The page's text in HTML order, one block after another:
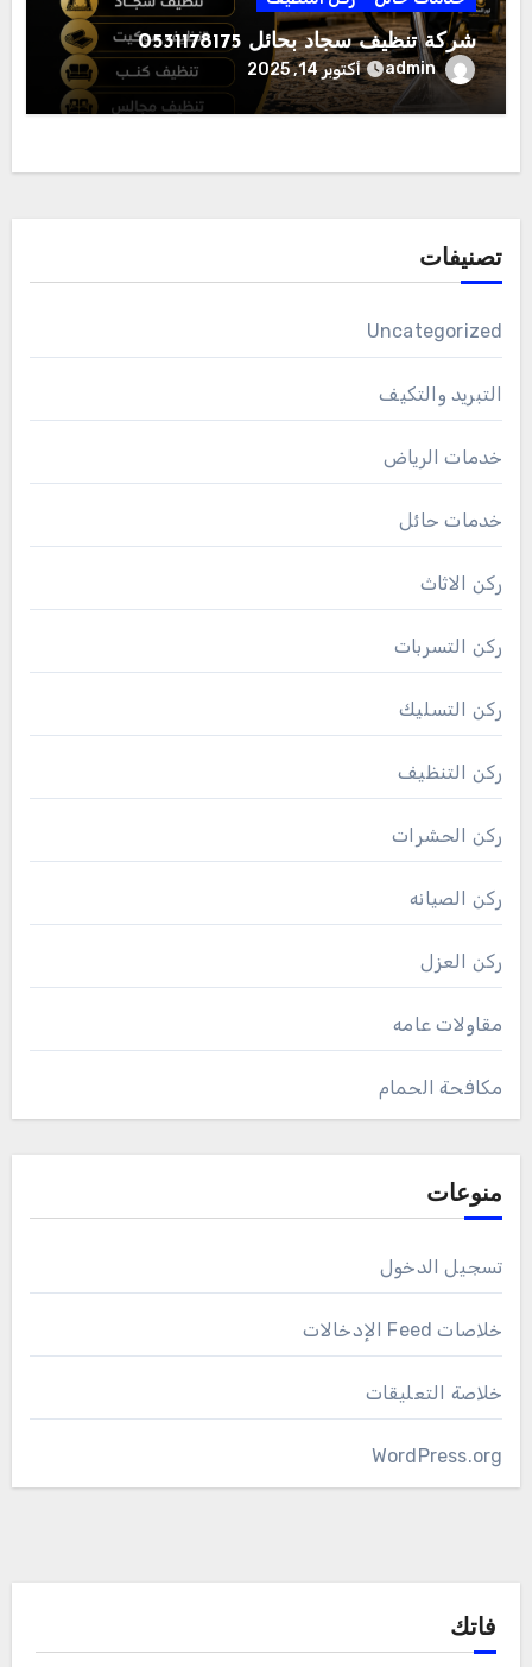
شركة تنظيف سجاد بحائل 0531178175
admin أكتوبر 14, 2025
تصنيفات
Uncategorized
التبريد والتكيف
خدمات الرياض
خدمات حائل
ركن الاثاث
ركن التسربات
ركن التسليك
ركن التنظيف
ركن الحشرات
ركن الصيانه
ركن العزل
مقاولات عامه
مكافحة الحمام
منوعات
تسجيل الدخول
خلاصات Feed الإدخالات
خلاصة التعليقات
WordPress.org
فاتك